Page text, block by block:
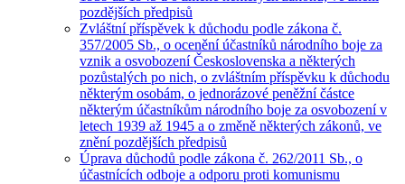
pozdějších předpisů
Zvláštní příspěvek k důchodu podle zákona č.
357/2005 Sb., o ocenění účastníků národního boje za
vznik a osvobození Československa a některých
pozůstalých po nich, o zvláštním příspěvku k důchodu
některým osobám, o jednorázové peněžní částce
některým účastníkům národního boje za osvobození v
letech 1939 až 1945 a o změně některých zákonů, ve
znění pozdějších předpisů
Úprava důchodů podle zákona č. 262/2011 Sb., o
účastnících odboje a odporu proti komunismu